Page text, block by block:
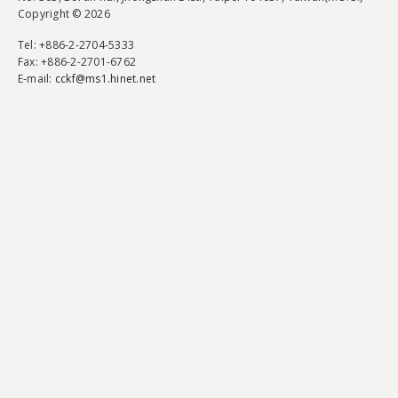
Copyright © 2026
Tel: +886-2-2704-5333
Fax: +886-2-2701-6762
E-mail: cckf@ms1.hinet.net